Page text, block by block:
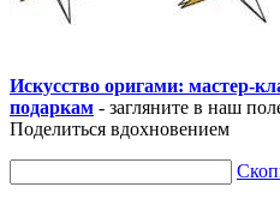
Искусство оригами: мастер-
подаркам - загляните в наш
Поделиться вдохновением